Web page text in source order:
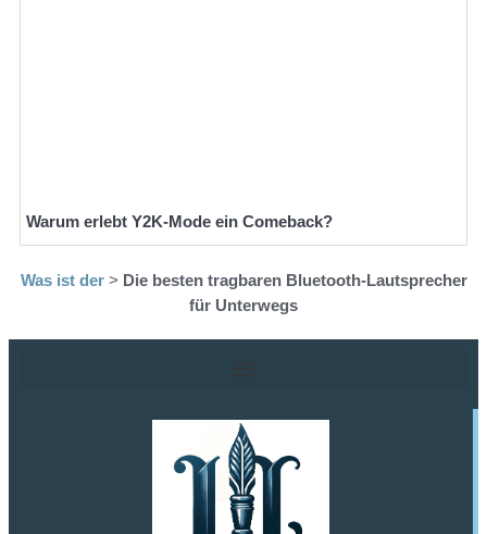
Warum erlebt Y2K-Mode ein Comeback?
Was ist der> Die besten tragbaren Bluetooth-Lautsprecher
für Unterwegs